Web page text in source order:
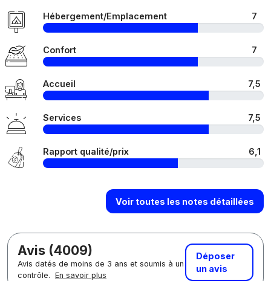
Hébergement/Emplacement 7
Confort 7
Accueil 7,5
Services 7,5
Rapport qualité/prix 6,1
Voir toutes les notes détaillées
Avis (4009)
Avis datés de moins de 3 ans et soumis à un
contrôle. En savoir plus
Déposer
un avis